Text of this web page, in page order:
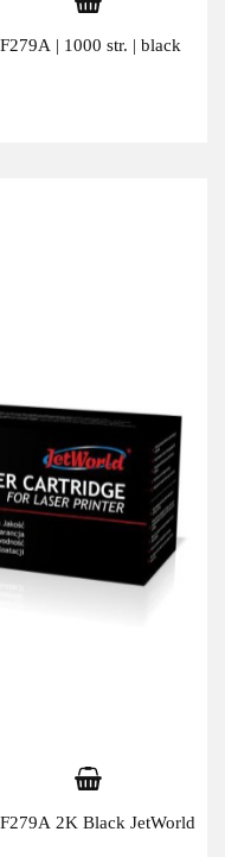
| 1000 str. | black
2K Black JetWorld